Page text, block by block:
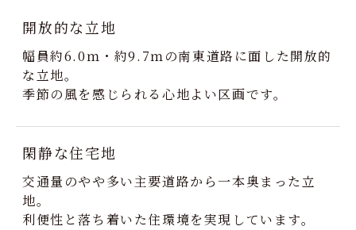
開放的な立地
幅員約6.0ｍ・約9.7ｍの南東道路に面した開放的
な立地。
季節の風を感じられる心地よい区画です。
閑静な住宅地
交通量のやや多い主要道路から一本奥まった立
地。
利便性と落ち着いた住環境を実現しています。